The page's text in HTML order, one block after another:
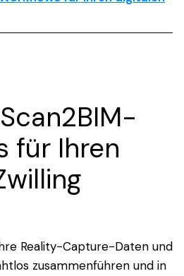
für Ihren
Reality-Capture-Daten und
zusammenführen und in